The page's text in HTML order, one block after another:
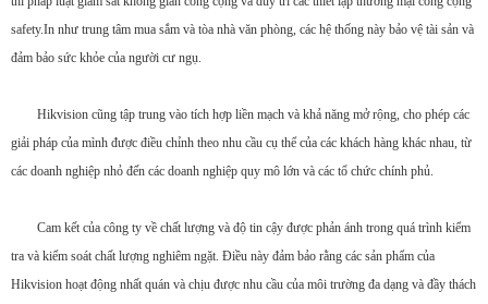
safety.In như trung tâm mua sắm và tòa nhà văn phòng, các hệ thống này bảo vệ tài sản và
đảm bảo sức khỏe của người cư ngụ.
Hikvision cũng tập trung vào tích hợp liền mạch và khả năng mở rộng, cho phép các
giải pháp của mình được điều chỉnh theo nhu cầu cụ thể của các khách hàng khác nhau, từ
các doanh nghiệp nhỏ đến các doanh nghiệp quy mô lớn và các tổ chức chính phủ.
Cam kết của công ty về chất lượng và độ tin cậy được phản ánh trong quá trình kiểm
tra và kiểm soát chất lượng nghiêm ngặt. Điều này đảm bảo rằng các sản phẩm của
Hikvision hoạt động nhất quán và chịu được nhu cầu của môi trường đa dạng và đầy thách